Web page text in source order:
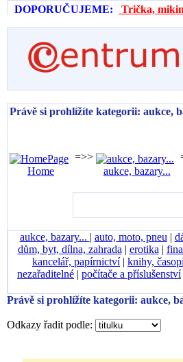
DOPORUČUJEME:
Trička,
Právě si prohlížíte kategorii: aukce,
Home
=>>
aukce, bazary...
aukce, bazary... | auto, moto, pneu |
dům, byt, dílna, zahrada | erotika |
kancelář, papírnictví| knihy,
nezařaditelné | počítače a příslušenství
Právě si prohlížíte kategorii: aukce,
Odkazy řadit podle: